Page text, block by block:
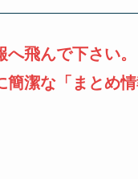
飛んで下さい。
潔な「まとめ情